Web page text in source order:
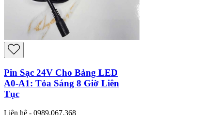
Pin Sạc 24V Cho Bảng LED
A0-A1: Tỏa Sáng 8 Giờ Liên
Tục
Liên hệ - 0989.067.368